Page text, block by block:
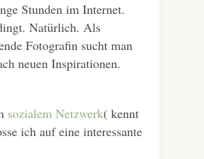
Stunden im Internet.
Natürlich. Als
Fotografin sucht man
neuen Inspirationen.
sozialem Netzwerk( kennt
ich auf eine interessante